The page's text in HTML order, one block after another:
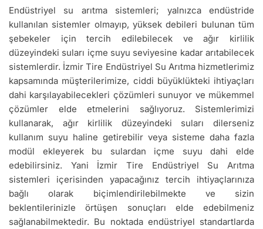
Endüstriyel su arıtma sistemleri; yalnızca endüstride
kullanılan sistemler olmayıp, yüksek debileri bulunan tüm
şebekeler için tercih edilebilecek ve ağır kirlilik
düzeyindeki suları içme suyu seviyesine kadar arıtabilecek
sistemlerdir. İzmir Tire Endüstriyel Su Arıtma hizmetlerimiz
kapsamında müşterilerimize, ciddi büyüklükteki ihtiyaçları
dahi karşılayabilecekleri çözümleri sunuyor ve mükemmel
çözümler elde etmelerini sağlıyoruz. Sistemlerimizi
kullanarak, ağır kirlilik düzeyindeki suları dilerseniz
kullanım suyu haline getirebilir veya sisteme daha fazla
modül ekleyerek bu sulardan içme suyu dahi elde
edebilirsiniz. Yani İzmir Tire Endüstriyel Su Arıtma
sistemleri içerisinden yapacağınız tercih ihtiyaçlarınıza
bağlı olarak biçimlendirilebilmekte ve sizin
beklentilerinizle örtüşen sonuçları elde edebilmeniz
sağlanabilmektedir. Bu noktada endüstriyel standartlarda